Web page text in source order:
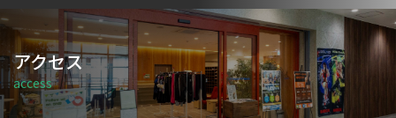
アクセス
access